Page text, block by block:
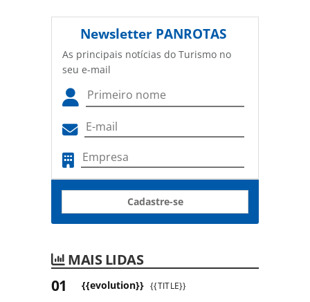
Newsletter PANROTAS
As principais notícias do Turismo no
seu e-mail
Cadastre-se
MAIS LIDAS
{{evolution}} {{TITLE}}